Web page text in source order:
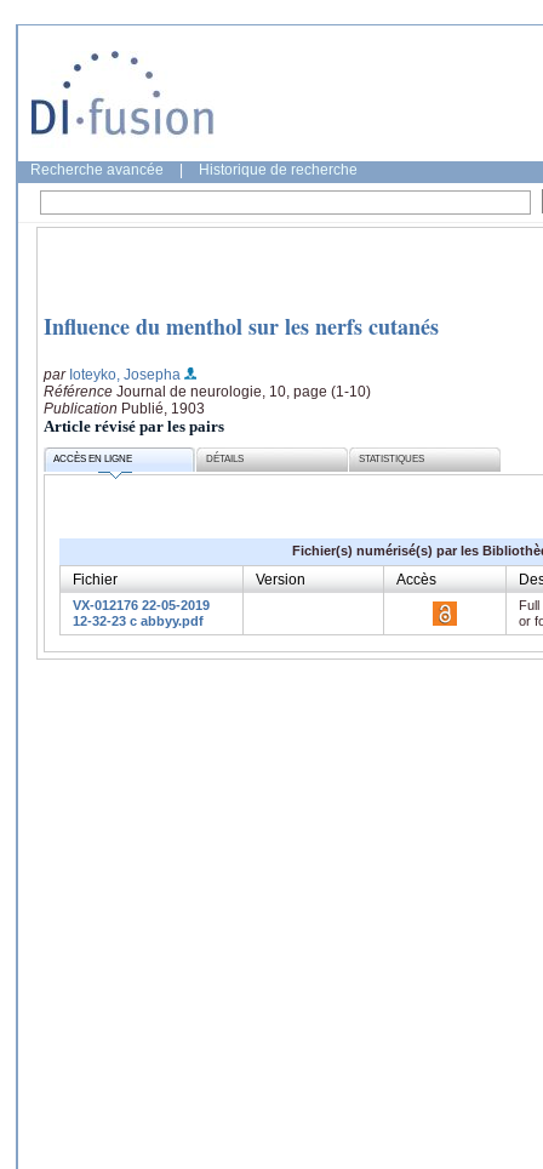
Recherche avancée Historique de recherche
Influence du menthol sur les nerfs cutanés
par Ioteyko, Josepha
Référence Journal de neurologie, 10, page (1-10)
Publication Publié, 1903
Article révisé par les pairs
ACCÈS EN LIGNE DÉTAILS STATISTIQUES
Fichier(s) numérisé(s) par les
Fichier Version Accès
VX-012176 22-05-2019
12-32-23 c abbyy.pdf
or